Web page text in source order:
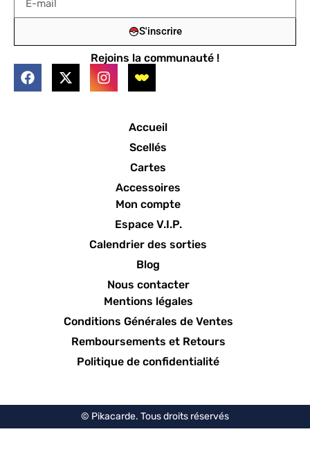
Accueil
Scellés
Cartes
Accessoires
Mon compte
Espace V.I.P.
Calendrier des sorties
Blog
Nous contacter
Mentions légales
Conditions Générales de Ventes
Remboursements et Retours
Politique de confidentialité
S'inscrire
Rejoins la communauté !
© Pikacarde. Tous droits réservés